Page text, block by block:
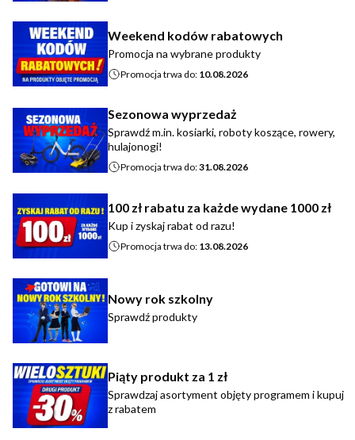
Weekend kodów rabatowych
Promocja na wybrane produkty
Promocja trwa do: 10.08.2026
Sezonowa wyprzedaż
Sprawdź m.in. kosiarki, roboty koszące, rowery,
hulajonogi!
Promocja trwa do:31.08.2026
100 zł rabatu za każde wydane 1000 zł
Kup i zyskaj rabat od razu!
Promocja trwa do: 13.08.2026
Nowy rok szkolny
Sprawdź produkty
Piąty produkt za 1 zł
Sprawdzaj asortyment objęty programem i kupuj
z rabatem